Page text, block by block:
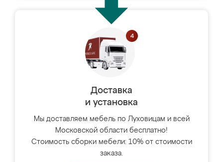
Доставка
и установка
Мы доставляем мебель по Луховицам и всей
Московской области бесплатно!
Стоимость сборки мебели: 10% от стоимости
заказа.